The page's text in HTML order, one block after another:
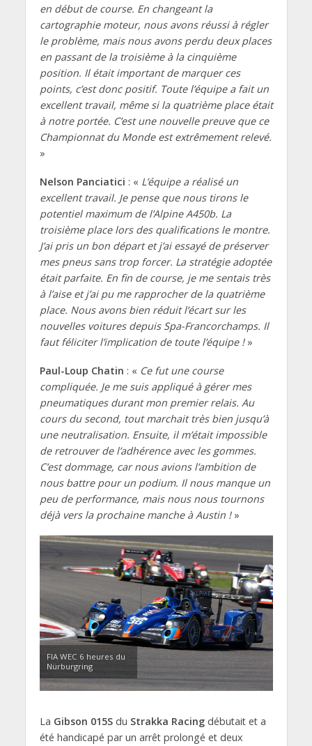
en début de course. En changeant la
cartographie moteur, nous avons réussi à régler
le problème, mais nous avons perdu deux places
en passant de la troisième à la cinquième
position. Il était important de marquer ces
points, c’est donc positif. Toute l’équipe a fait un
excellent travail, même si la quatrième place était
à notre portée. C’est une nouvelle preuve que ce
Championnat du Monde est extrêmement relevé.
»
Nelson Panciatici : « L’équipe a réalisé un
excellent travail. Je pense que nous tirons le
potentiel maximum de l’AlpineA450b. La
troisième place lors des qualifications le montre.
J’ai pris un bon départ et j’ai essayé de préserver
mes pneus sans trop forcer. La stratégie adoptée
était parfaite. En fin de course, je me sentais très
à l’aise et j’ai pu me rapprocher de la quatrième
place. Nous avons bien réduit l’écart sur les
nouvelles voitures depuis Spa-Francorchamps. Il
faut féliciter l’implication de toute l’équipe ! »
Paul-Loup Chatin : « Ce fut une course
compliquée. Je me suis appliqué à gérer mes
pneumatiques durant mon premier relais. Au
cours du second, tout marchait très bien jusqu’à
une neutralisation. Ensuite, il m’était impossible
de retrouver de l’adhérence avec les gommes.
C’est dommage, car nous avions l’ambition de
nous battre pour un podium. Il nous manque un
peu de performance, mais nous nous tournons
déjà vers la prochaine manche à Austin !»
FIA WEC 6 heures du
Nürburgring
La Gibson 015Sdu Strakka Racingdébutait et a
été handicapé par un arrêt prolongé et deux